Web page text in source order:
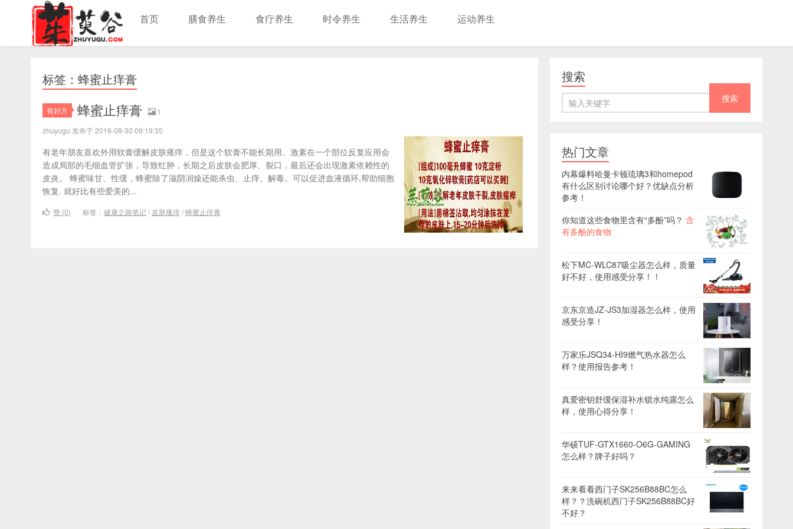
首页 膳食养生 食疗养生 时令养生 生活养生 运动养生
标签：蜂蜜止痒膏
有好方 蜂蜜止痒膏
1
zhuyugu 发布于 2016-08-30 09:19:35
有老年朋友喜欢外用软膏缓解皮肤瘙痒，但是这个软膏不能长期用。激素在一个部位反复应用会
造成局部的毛细血管扩张，导致红肿，长期之后皮肤会肥厚、裂口，最后还会出现激素依赖性的
皮炎。 蜂蜜味甘、性缓，蜂蜜除了滋阴润燥还能杀虫、止痒、解毒。可以促进血液循环,帮助细胞
恢复. 就好比有些爱美的...
赞 (0) 标签： 健康之路笔记/ 皮肤瘙痒/蜂蜜止痒膏
搜索
热门文章
内幕爆料哈曼卡顿琉璃3和homepod
有什么区别讨论哪个好？优缺点分析
参考！
你知道这些食物里含有“多酚”吗？ 含
有多酚的食物
松下MC-WLC87吸尘器怎么样，质量
好不好，使用感受分享！！
京东京造JZ-JS3加湿器怎么样，使用
感受分享！
万家乐JSQ34-HI9燃气热水器怎么
样？使用报告参考！
真爱密钥舒缓保湿补水锁水纯露怎么
样，使用心得分享！
华硕TUF-GTX1660-O6G-GAMING
怎么样？牌子好吗？
来来看看西门子SK256B88BC怎么
样？？洗碗机西门子SK256B88BC好
不好？